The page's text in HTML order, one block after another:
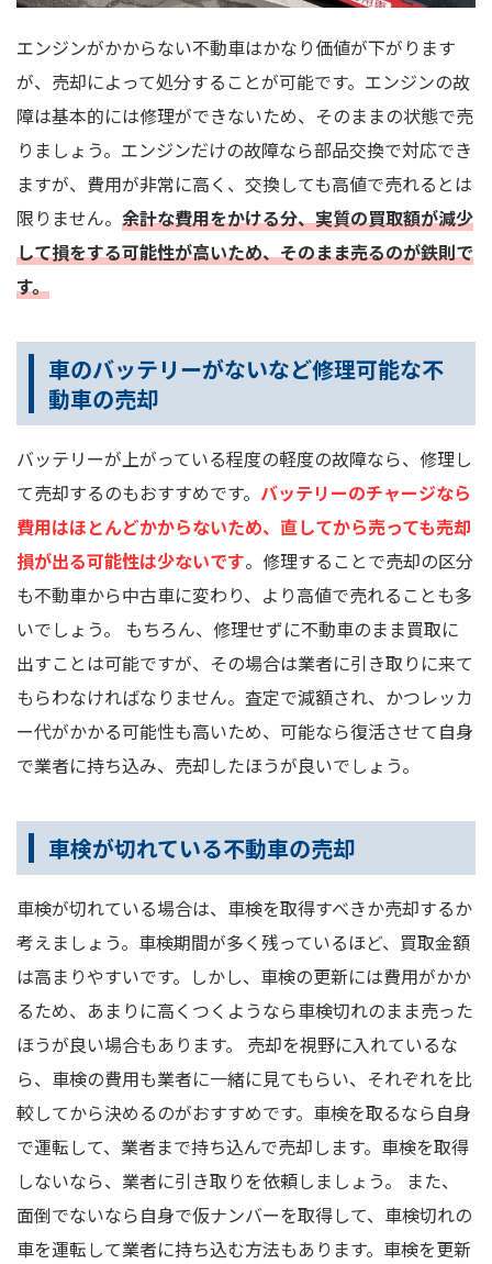
エンジンがかからない不動車はかなり価値が下がります
が、売却によって処分することが可能です。エンジンの故
障は基本的には修理ができないため、そのままの状態で売
りましょう。エンジンだけの故障なら部品交換で対応でき
ますが、費用が非常に高く、交換しても高値で売れるとは
限りません。 余計な費用をかける分、実質の買取額が減少
して損をする可能性が高いため、そのまま売るのが鉄則で
す。
車のバッテリーがないなど修理可能な不
動車の売却
バッテリーが上がっている程度の軽度の故障なら、修理し
て売却するのもおすすめです。 バッテリーのチャージなら
費用はほとんどかからないため、直してから売っても売却
損が出る可能性は少ないです。修理することで売却の区分
も不動車から中古車に変わり、より高値で売れることも多
いでしょう。 もちろん、修理せずに不動車のまま買取に
出すことは可能ですが、その場合は業者に引き取りに来て
もらわなければなりません。査定で減額され、かつレッカ
ー代がかかる可能性も高いため、可能なら復活させて自身
で業者に持ち込み、売却したほうが良いでしょう。
車検が切れている不動車の売却
車検が切れている場合は、車検を取得すべきか売却するか
考えましょう。車検期間が多く残っているほど、買取金額
は高まりやすいです。しかし、車検の更新には費用がかか
るため、あまりに高くつくようなら車検切れのまま売った
ほうが良い場合もあります。 売却を視野に入れているな
ら、車検の費用も業者に一緒に見てもらい、それぞれを比
較してから決めるのがおすすめです。車検を取るなら自身
で運転して、業者まで持ち込んで売却します。車検を取得
しないなら、業者に引き取りを依頼しましょう。 また、
面倒でないなら自身で仮ナンバーを取得して、車検切れの
車を運転して業者に持ち込む方法もあります。車検を更新